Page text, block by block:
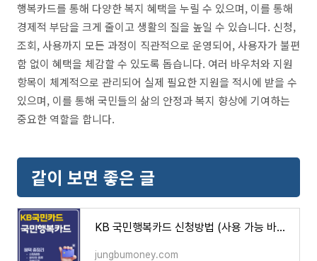
행복카드를 통해 다양한 복지 혜택을 누릴 수 있으며, 이를 통해
경제적 부담을 크게 줄이고 생활의 질을 높일 수 있습니다. 신청,
조회, 사용까지 모든 과정이 직관적으로 운영되어, 사용자가 불편
함 없이 혜택을 체감할 수 있도록 돕습니다. 여러 바우처와 지원
항목이 체계적으로 관리되어 실제 필요한 지원을 적시에 받을 수
있으며, 이를 통해 국민들의 삶의 안정과 복지 향상에 기여하는
중요한 역할을 합니다.
같이 보면 좋은 글
KB 국민행복카드 신청방법 (사용 가능 바우처, 잔액조회, 사용처, 연회비, 재발급)
jungbumoney.com